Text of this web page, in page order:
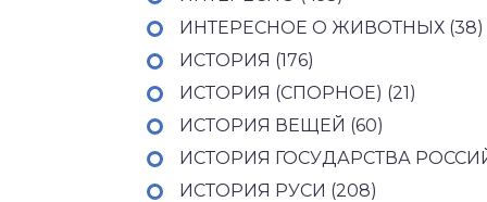
ИНТЕРЕСНОЕ О ЖИВОТНЫХ (38)
ИСТОРИЯ (176)
ИСТОРИЯ (СПОРНОЕ) (21)
ИСТОРИЯ ВЕЩЕЙ (60)
ИСТОРИЯ ГОСУДАРСТВА
ИСТОРИЯ РУСИ (208)